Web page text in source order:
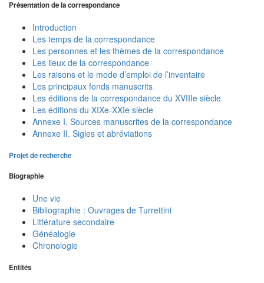
Présentation de la correspondance
Introduction
Les temps de la correspondance
Les personnes et les thèmes de la correspondance
Les lieux de la correspondance
Les raisons et le mode d’emploi de l’inventaire
Les principaux fonds manuscrits
Les éditions de la correspondance du XVIIIe siècle
Les éditions du XIXe-XXIe siècle
Annexe I. Sources manuscrites de la correspondance
Annexe II. Sigles et abréviations
Projet de recherche
Biographie
Une vie
Bibliographie : Ouvrages de Turrettini
Littérature secondaire
Généalogie
Chronologie
Entités